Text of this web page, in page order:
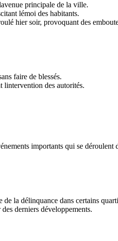
principale de la ville.
lémoi des habitants.
hier soir, provoquant des
faire de blessés.
lintervention des autorités.
importants qui se déroulent
la délinquance dans certains
derniers développements.